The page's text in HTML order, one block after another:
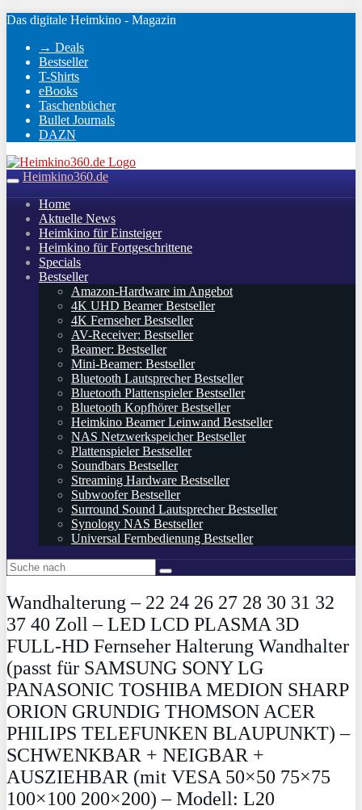
Skip
main
content
Das digitale Heimkino - Magazin
→ Deals
Bestseller
T-Shirts
eBooks
Taschenbücher
Bullet Journals
DAZN
Toggle
navigation
Heimkino360.de
Home
Aktuelle News
Heimkino für Einsteiger
Heimkino für Fortgeschrittene
Specials
Bestseller
Amazon-Hardware im Angebot
4K UHD Beamer Bestseller
4K Fernseher Bestseller
AV-Receiver: Bestseller
Beamer: Bestseller
Mini-Beamer: Bestseller
Bluetooth Lautsprecher Bestseller
Bluetooth Plattenspieler Bestseller
Bluetooth Kopfhörer Bestseller
Heimkino Beamer Leinwand Bestseller
NAS Netzwerkspeicher Bestseller
Plattenspieler Bestseller
Soundbars Bestseller
Streaming Hardware Bestseller
Subwoofer Bestseller
Surround Sound Lautsprecher Bestseller
Synology NAS Bestseller
Universal Fernbedienung Bestseller
Wandhalterung – 22 24 26 27 28 30 31 32
37 40 Zoll – LED LCD PLASMA 3D
FULL-HD Fernseher Halterung Wandhalter
(passt für SAMSUNG SONY LG
PANASONIC TOSHIBA MEDION SHARP
ORION GRUNDIG THOMSON ACER
PHILIPS TELEFUNKEN BLAUPUNKT) –
SCHWENKBAR + NEIGBAR +
AUSZIEHBAR (mit VESA 50×50 75×75
100×100 200×200) – Modell: L20